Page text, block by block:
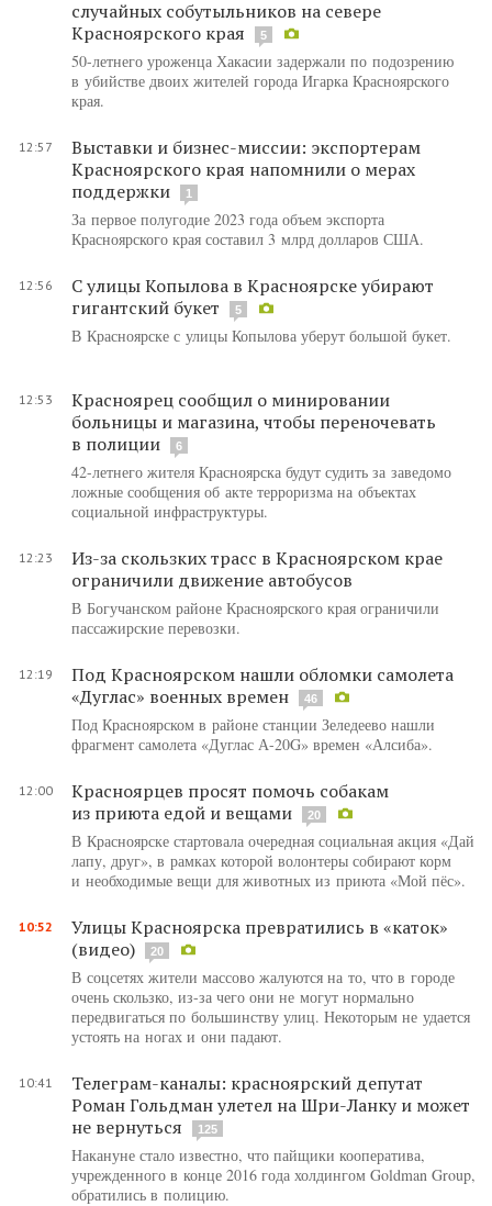
случайных собутыльников на севере
Красноярского края
5
50-летнего уроженца Хакасии задержали по подозрению
в убийстве двоих жителей города Игарка Красноярского
края.
12:57
Выставки и бизнес-миссии: экспортерам
Красноярского края напомнили о мерах
поддержки
1
За первое полугодие 2023 года объем экспорта
Красноярского края составил 3 млрд долларов США.
12:56
С улицы Копылова в Красноярске убирают
гигантский букет
5
В Красноярске с улицы Копылова уберут большой букет.
12:53
Красноярец сообщил о минировании
больницы и магазина, чтобы переночевать
в полиции
6
42-летнего жителя Красноярска будут судить за заведомо
ложные сообщения об акте терроризма на объектах
социальной инфраструктуры.
12:23
Из-за скользких трасс в Красноярском крае
ограничили движение автобусов
В Богучанском районе Красноярского края ограничили
пассажирские перевозки.
12:19
Под Красноярском нашли обломки самолета
«Дуглас» военных времен
46
Под Красноярском в районе станции Зеледеево нашли
фрагмент самолета «Дуглас А-20G» времен «Алсиба».
12:00
Красноярцев просят помочь собакам
из приюта едой и вещами
20
В Красноярске стартовала очередная социальная акция «Дай
лапу, друг», в рамках которой волонтеры собирают корм
и необходимые вещи для животных из приюта «Мой пёс».
10:52
Улицы Красноярска превратились в «каток»
(видео)
20
В соцсетях жители массово жалуются на то, что в городе
очень скользко, из-за чего они не могут нормально
передвигаться по большинству улиц. Некоторым не удается
устоять на ногах и они падают.
10:41
Телеграм-каналы: красноярский депутат
Роман Гольдман улетел на Шри-Ланку и может
не вернуться
125
Накануне стало известно, что пайщики кооператива,
учрежденного в конце 2016 года холдингом Goldman Group,
обратились в полицию.